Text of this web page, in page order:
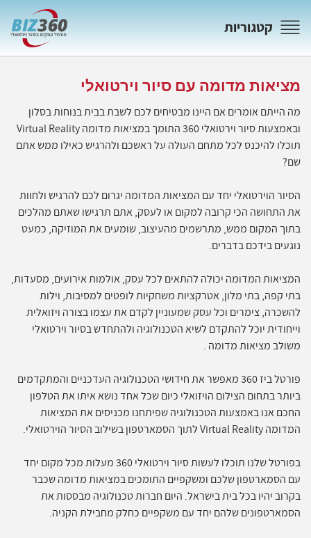
קטגוריות
מציאות מדומה עם סיור וירטואלי
מה הייתם אומרים אם היינו מבטיחים לכם לשבת בבית בנוחות בסלון
ובאמצעות סיור וירטואלי 360 התומך במציאות מדומה Virtual Reality
תוכלו להיכנס לכל מתחם העולה על ראשכם ולהרגיש כאילו ממש אתם
שם?
הסיור הוירטואלי יחד עם המציאות המדומה יגרום לכם להרגיש ולחוות
את התחושה הכי קרובה למקום או לעסק, אתם תרגישו שאתם מהלכים
בתוך המקום ממש, מתרשמים מהעיצוב, שומעים את המוזיקה, כמעט
נוגעים בידכם בדברים.
המציאות המדומה יכולה להתאים לכל עסק, אולמות אירועים, מסעדות,
בתי קפה, בתי מלון, אטרקציות משחקיות לופטים למסיבות, וילות
להשכרה, צימרים וכל עסק שמעוניין לקדם את עצמו בצורה ויזואלית
וייחודית יוכל להתקדם לשיא הטכנולוגיה ולהתחדש בסיור וירטואלי
משולב מציאות מדומה .
פורטל ביז 360 מאפשר את חידושי הטכנולוגיה העדכניים והמתקדמים
ביותר בתחום הצילום הויזואלי כיום שכל אחד נושא איתו את הטלפון
החכם אנו באמצעות הטכנולוגיה שפיתחנו מכניסים את המציאות
המדומה Virtual Reality לתוך הסמארטפון בשילוב הסיור הוירטואלי.
בפורטל שלנו תוכלו לעשות סיור וירטואלי 360 מעלות מכל מקום יחד
עם הסמארטפון שלכם ומשקפיים התומכים במציאות מדומה שכבר
בקרוב יהיו בכל בית בישראל. היום חברות טכנולוגיה מבססות את
הסמארטפונים שלהם יחד עם משקפיים כחלק מחבילת הקניה.